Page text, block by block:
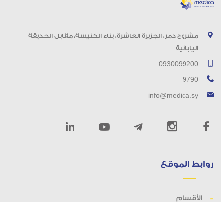
مشروع دمر، الجزيرة العاشرة، بناء الكنيسة، مقابل الحديقة
اليابانية
0930099200
9790
info@medica.sy
روابط الموقع
الأقسام